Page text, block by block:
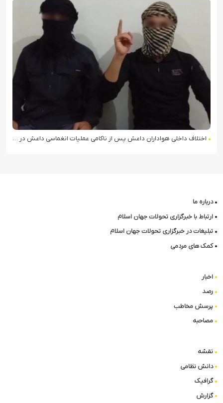
اختلاف داخلی هواداران داعش پس از ناکامی عملیات انغماسی داعش در رقه
درباره ما
ارتباط با خبرگزاری تحولات جهان اسلام
تبلیغات در خبرگزاری تحولات جهان اسلام
کمک های مردمی
اخبار
رصد
پرسش مخاطب
مصاحبه
نقشه
دانش نظامی
گرافیک
گزارش